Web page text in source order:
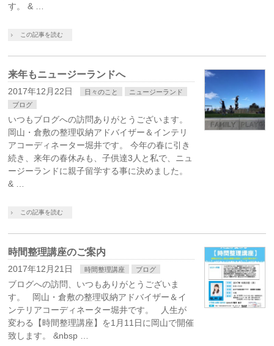
す。 & …
この記事を読む
来年もニュージーランドへ
2017年12月22日 日々のこと
ニュージーランド
ブログ
いつもブログへの訪問ありがとうございます。
岡山・倉敷の整理収納アドバイザー＆インテリ
アコーディネーター堀井です。 今年の春に引き
続き、来年の春休みも、子供達3人と私で、ニュ
ージーランドに親子留学する事に決めました。
& …
この記事を読む
時間整理講座のご案内
2017年12月21日 時間整理講座 ブログ
ブログへの訪問、いつもありがとうございま
す。 岡山・倉敷の整理収納アドバイザー＆イ
ンテリアコーディネーター堀井です。 人生が
変わる【時間整理講座】を1月11日に岡山で開催
致します。 &nbsp …